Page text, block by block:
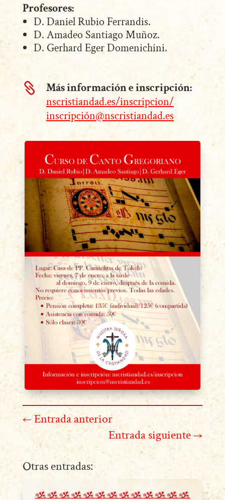
Profesores:
D. Daniel Rubio Ferrandis.
D. Amadeo Santiago Muñoz.
D. Gerhard Eger Domenichini.

Más información e inscripción:
nscristiandad.es/inscripcion/
inscripción@nscristiandad.es
←Entrada anterior
Entrada siguiente→
Otras entradas: